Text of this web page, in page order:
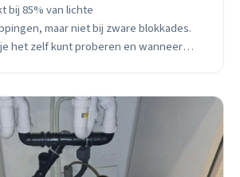
bij 85% van lichte
maar niet bij zware blokkades.
het zelf kunt proberen en wanneer